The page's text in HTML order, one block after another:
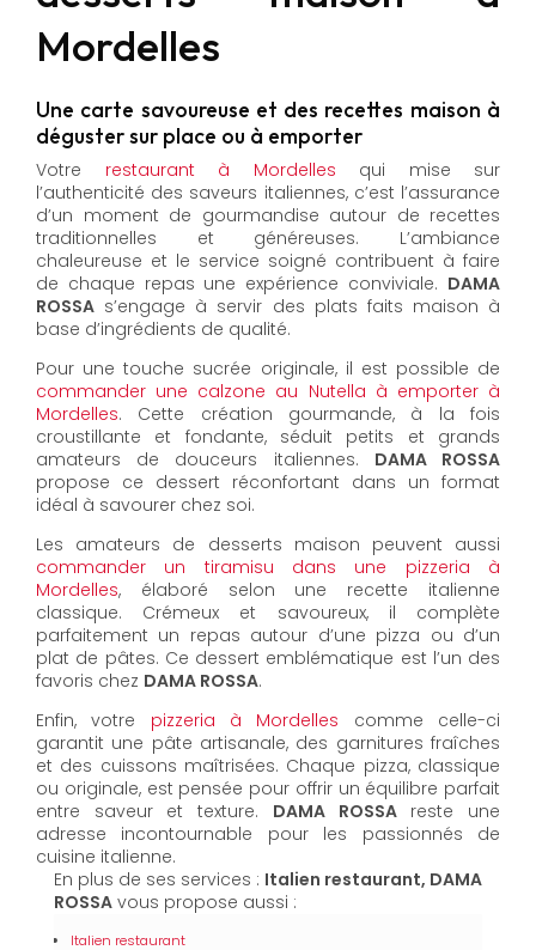
Mordelles
Une carte savoureuse et des recettes maison à
déguster sur place ou à emporter
Votre restaurant à Mordelles qui mise sur
l’authenticité des saveurs italiennes, c’est l’assurance
d’un moment de gourmandise autour de recettes
traditionnelles et généreuses. L’ambiance
chaleureuse et le service soigné contribuent à faire
de chaque repas une expérience conviviale. DAMA
ROSSA s’engage à servir des plats faits maison à
base d’ingrédients de qualité.
Pour une touche sucrée originale, il est possible de
commander une calzone au Nutella à emporter à
Mordelles. Cette création gourmande, à la fois
croustillante et fondante, séduit petits et grands
amateurs de douceurs italiennes. DAMA ROSSA
propose ce dessert réconfortant dans un format
idéal à savourer chez soi.
Les amateurs de desserts maison peuvent aussi
commander un tiramisu dans une pizzeria à
Mordelles, élaboré selon une recette italienne
classique. Crémeux et savoureux, il complète
parfaitement un repas autour d’une pizza ou d’un
plat de pâtes. Ce dessert emblématique est l’un des
favoris chez DAMA ROSSA.
Enfin, votre pizzeria à Mordelles comme celle-ci
garantit une pâte artisanale, des garnitures fraîches
et des cuissons maîtrisées. Chaque pizza, classique
ou originale, est pensée pour offrir un équilibre parfait
entre saveur et texture. DAMA ROSSAreste une
adresse incontournable pour les passionnés de
cuisine italienne.
En plus de ses services : Italien restaurant, DAMA
ROSSA vous propose aussi :
Italien restaurant